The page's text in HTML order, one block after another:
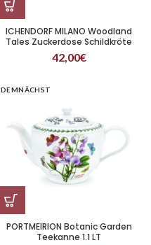
ICHENDORF MILANO Woodland
Tales Zuckerdose Schildkröte
42,00€
DEMNÄCHST
PORTMEIRION Botanic Garden
Teekanne 1.1 LT